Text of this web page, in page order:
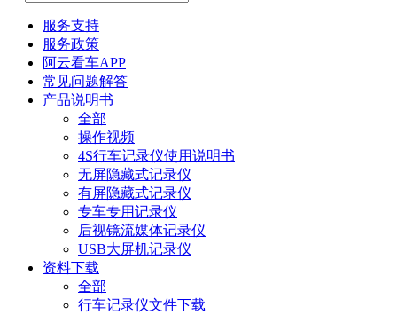
服务支持
服务政策
阿云看车APP
常见问题解答
产品说明书
全部
操作视频
4S行车记录仪使用说明书
无屏隐藏式记录仪
有屏隐藏式记录仪
专车专用记录仪
后视镜流媒体记录仪
USB大屏机记录仪
资料下载
全部
行车记录仪文件下载